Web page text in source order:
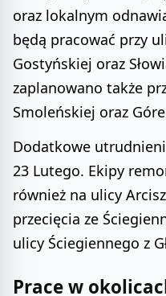
oraz lokalnym
będą pracować przy
Gostyńskiej oraz
zaplanowano także
Smoleńskiej oraz
Dodatkowe
23 Lutego. Ekipy
również na ulicy
przecięcia ze
ulicy Ściegiennego z
Prace w